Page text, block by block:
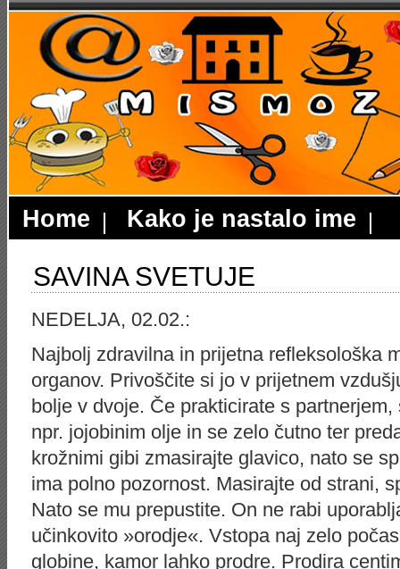
Home Kako je nastalo ime
SAVINA SVETUJE
NEDELJA, 02.02.:
Najbolj zdravilna in prijetna refleksološka
organov. Privoščite si jo v prijetnem
bolje v dvoje. Če prakticirate s
npr. jojobinim olje in se zelo čutno ter
krožnimi gibi zmasirajte glavico, nato se
ima polno pozornost. Masirajte od strani,
Nato se mu prepustite. On ne rabi
učinkovito »orodje«. Vstopa naj zelo
globine, kamor lahko prodre. Prodira